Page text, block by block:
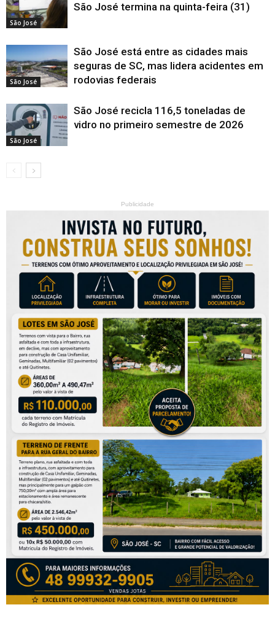
São José
São José termina na quinta-feira (31)
São José
São José está entre as cidades mais
seguras de SC, mas lidera acidentes em
rodovias federais
São José
São José recicla 116,5 toneladas de
vidro no primeiro semestre de 2026
Publicidade